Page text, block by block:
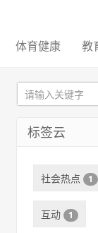
体育健康 教
标签云
社会热点 1
互动 1